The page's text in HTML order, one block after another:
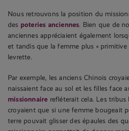
Nous retrouvons la position du
des poteries anciennes. Bien que de
anciennes appréciaient également
et tandis que la femme plus « primitive
levrette.
Par exemple, les anciens Chinois
naissaient face au sol et les filles face
missionnaire refléterait cela. Les
croyaient que si une femme bougeait
terre pouvait glisser des épaules des